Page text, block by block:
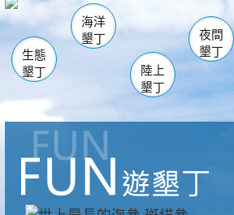
海生館
恆春
龍鑾潭自然中心 森林遊
瓊麻館
關山 墾管處遊客
社頂
船帆石
白砂 香
生態
墾丁
海洋
墾丁
陸上
墾丁
夜間
墾丁